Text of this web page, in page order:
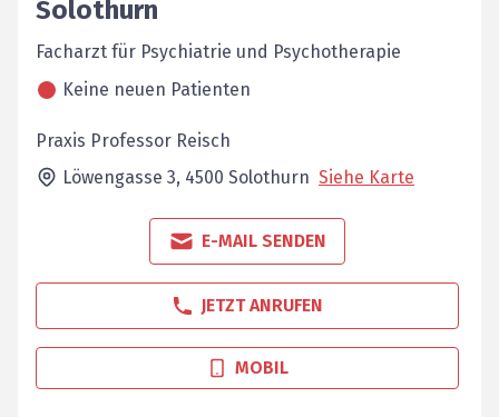
Solothurn
Facharzt für Psychiatrie und Psychotherapie
Keine neuen Patienten
Praxis Professor Reisch
Löwengasse 3, 4500 Solothurn Siehe Karte
E-MAIL SENDEN
JETZT ANRUFEN
MOBIL